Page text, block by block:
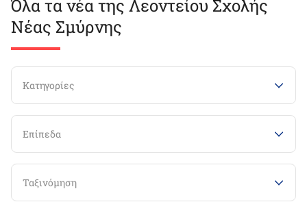
Όλα τα νέα της Λεοντείου Σχολής
Νέας Σμύρνης
Κατηγορίες
Επίπεδα
Ταξινόμηση